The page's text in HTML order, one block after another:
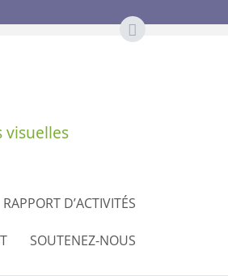
RAPPORT D’ACTIVITÉS
SOUTENEZ-NOUS